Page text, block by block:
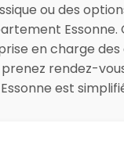
ou des
en charge
rendez-
est